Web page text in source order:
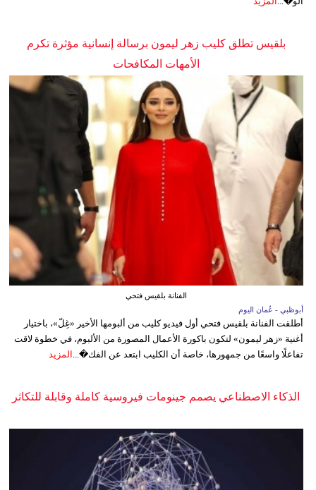
بلقيس تطلق كليب زهر ليمون برسالة إنسانية مؤثرة تكرم
الأمهات المكافحات
الفنانة بلقيس فتحي
أبوظبي - عُمان اليوم
أطلقت الفنانة بلقيس فتحي أول فيديو كليب من ألبومها الأخير «غِلّ»، باختيار
أغنية «زهر ليمون» لتكون باكورة الأعمال المصورة من الألبوم، في خطوة لاقت
تفاعلًا واسعًا من جمهورها، خاصة أن الكليب ابتعد عن الفك�... المزيد
الذكاء الاصطناعي يصمم جينومات فيروسية كاملة وقابلة للتكاثر